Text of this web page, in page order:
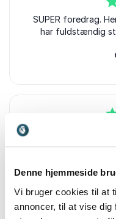
Denne hjemmeside
Vi bruger cookies til at
annoncer, til at vise
5ud af5
SUPER foredrag.
har fuldstændig
5Henrik er som altid,
resten af dagen
sikkert alle fået en
hjem, som vi kan